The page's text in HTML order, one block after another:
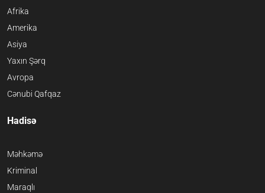
Afrika
Amerika
Asiya
Yaxın Şərq
Avropa
Cənubi Qafqaz
Hadisə
Məhkəmə
Kriminal
Maraqlı